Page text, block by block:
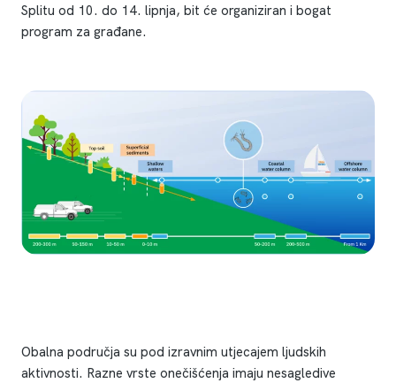
Splitu od 10. do 14. lipnja, bit će organiziran i bogat
program za građane.
Obalna područja su pod izravnim utjecajem ljudskih
aktivnosti. Razne vrste onečišćenja imaju nesagledive